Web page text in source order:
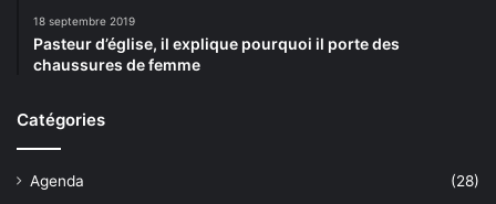
18 septembre 2019
Pasteur d’église, il explique pourquoi il porte des
chaussures de femme
Catégories
Agenda
(28)